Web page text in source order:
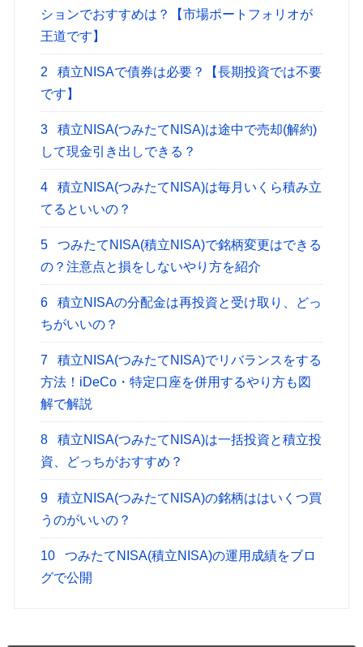
ションでおすすめは？【市場ポートフォリオが
王道です】
2
積立NISAで債券は必要？【長期投資では不要
です】
3
積立NISA(つみたてNISA)は途中で売却(解約)
して現金引き出しできる？
4
積立NISA(つみたてNISA)は毎月いくら積み立
てるといいの？
5
つみたてNISA(積立NISA)で銘柄変更はできる
の？注意点と損をしないやり方を紹介
6
積立NISAの分配金は再投資と受け取り、どっ
ちがいいの？
7
積立NISA(つみたてNISA)でリバランスをする
方法！iDeCo・特定口座を併用するやり方も図
解で解説
8
積立NISA(つみたてNISA)は一括投資と積立投
資、どっちがおすすめ？
9
積立NISA(つみたてNISA)の銘柄ははいくつ買
うのがいいの？
10
つみたてNISA(積立NISA)の運用成績をブロ
グで公開